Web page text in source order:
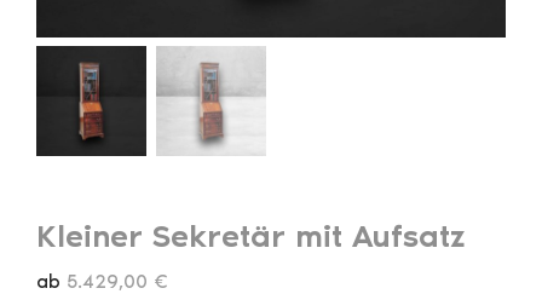
Kleiner Sekretär mit Aufsatz
ab 5.429,00 €